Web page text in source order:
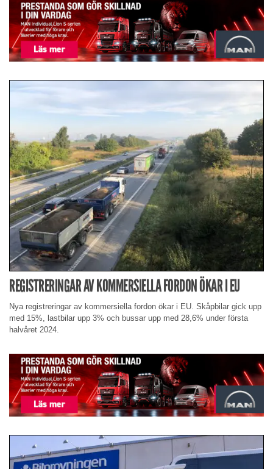
REGISTRERINGAR AV KOMMERSIELLA FORDON ÖKAR I EU
Nya registreringar av kommersiella fordon ökar i EU. Skåpbilar gick upp
med 15%, lastbilar upp 3% och bussar upp med 28,6% under första
halvåret 2024.